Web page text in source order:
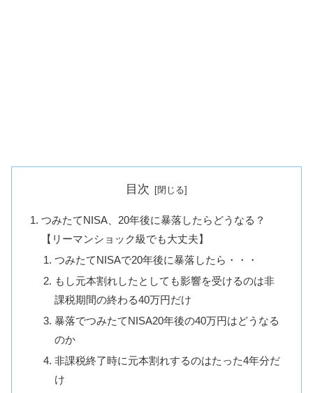
目次
つみたてNISA、20年後に暴落したらどうなる？
【リーマンショック級でも大丈夫】
つみたてNISAで20年後に暴落したら・・・
もし元本割れしたとしても影響を受けるのは非
課税期間の終わる40万円だけ
暴落でつみたてNISA20年後の40万円はどうなる
のか
非課税終了時に元本割れするのはたった4年分だ
け